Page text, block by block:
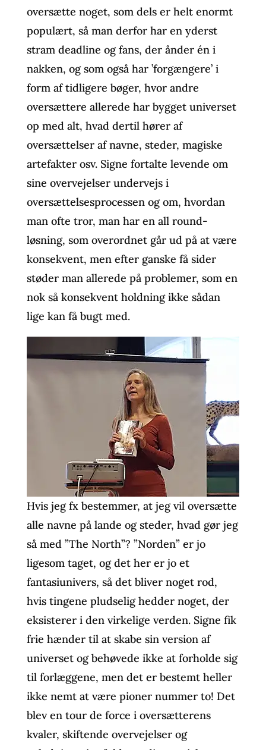
oversætte noget, som dels er helt enormt
populært, så man derfor har en yderst
stram deadline og fans, der ånder én i
nakken, og som også har ’forgængere’ i
form af tidligere bøger, hvor andre
oversættere allerede har bygget universet
op med alt, hvad dertil hører af
oversættelser af navne, steder, magiske
artefakter osv. Signe fortalte levende om
sine overvejelser undervejs i
oversættelsesprocessen og om, hvordan
man ofte tror, man har en all round-
løsning, som overordnet går ud på at være
konsekvent, men efter ganske få sider
støder man allerede på problemer, som en
nok så konsekvent holdning ikke sådan
lige kan få bugt med.
Hvis jeg fx bestemmer, at jeg vil oversætte
alle navne på lande og steder, hvad gør jeg
så med ”The North”? ”Norden” er jo
ligesom taget, og det her er jo et
fantasiunivers, så det bliver noget rod,
hvis tingene pludselig hedder noget, der
eksisterer i den virkelige verden. Signe fik
frie hænder til at skabe sin version af
universet og behøvede ikke at forholde sig
til forlæggene, men det er bestemt heller
ikke nemt at være pioner nummer to! Det
blev en tour de force i oversætterens
kvaler, skiftende overvejelser og